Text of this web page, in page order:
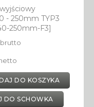
- 250mm TYP3
250mm-F3]
DO KOSZYKA
DO SCHOWKA